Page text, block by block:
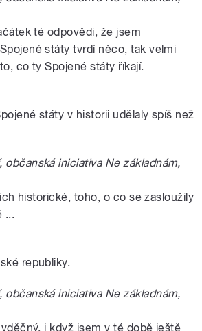
té odpovědi, že jsem
státy tvrdí něco, tak velmi
co ty Spojené státy říkají.
státy v historii udělaly spíš než
občanská iniciativa Ne základnám,
historické, toho, o co se zasloužily
...
republiky.
občanská iniciativa Ne základnám,
i když jsem v té době ještě